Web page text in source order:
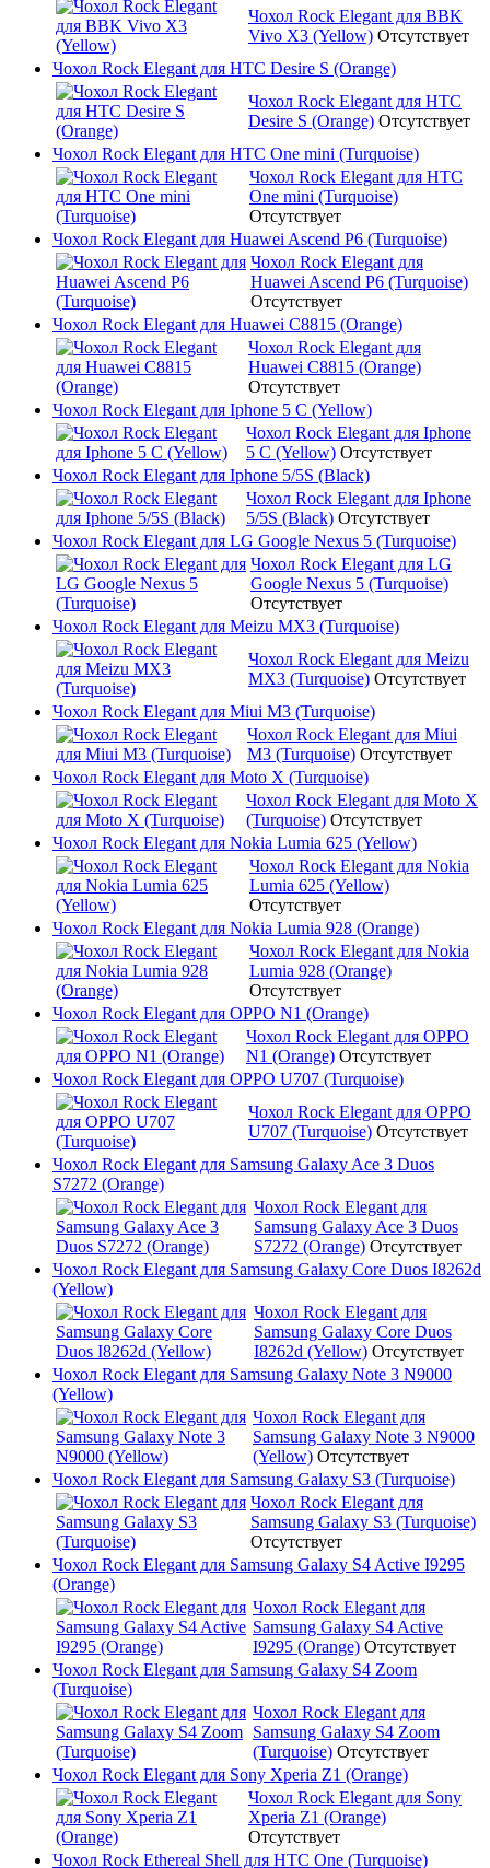
Чохол Rock Elegant для BBK
Vivo X3 (Yellow) Отсутствует
Чохол Rock Elegant для HTC Desire S (Orange)
Чохол Rock Elegant для HTC
Desire S (Orange) Отсутствует
Чохол Rock Elegant для HTC One mini (Turquoise)
Чохол Rock Elegant для HTC
One mini (Turquoise)
Отсутствует
Чохол Rock Elegant для Huawei Ascend P6 (Turquoise)
Чохол Rock Elegant для
Huawei Ascend P6 (Turquoise)
Отсутствует
Чохол Rock Elegant для Huawei C8815 (Orange)
Чохол Rock Elegant для
Huawei C8815 (Orange)
Отсутствует
Чохол Rock Elegant для Iphone 5 C (Yellow)
Чохол Rock Elegant для Iphone
5 C (Yellow) Отсутствует
Чохол Rock Elegant для Iphone 5/5S (Black)
Чохол Rock Elegant для Iphone
5/5S (Black) Отсутствует
Чохол Rock Elegant для LG Google Nexus 5 (Turquoise)
Чохол Rock Elegant для LG
Google Nexus 5 (Turquoise)
Отсутствует
Чохол Rock Elegant для Meizu MX3 (Turquoise)
Чохол Rock Elegant для Meizu
MX3 (Turquoise) Отсутствует
Чохол Rock Elegant для Miui M3 (Turquoise)
Чохол Rock Elegant для Miui
M3 (Turquoise) Отсутствует
Чохол Rock Elegant для Moto X (Turquoise)
Чохол Rock Elegant для Moto X
(Turquoise) Отсутствует
Чохол Rock Elegant для Nokia Lumia 625 (Yellow)
Чохол Rock Elegant для Nokia
Lumia 625 (Yellow)
Отсутствует
Чохол Rock Elegant для Nokia Lumia 928 (Orange)
Чохол Rock Elegant для Nokia
Lumia 928 (Orange)
Отсутствует
Чохол Rock Elegant для OPPO N1 (Orange)
Чохол Rock Elegant для OPPO
N1 (Orange) Отсутствует
Чохол Rock Elegant для OPPO U707 (Turquoise)
Чохол Rock Elegant для OPPO
U707 (Turquoise) Отсутствует
Чохол Rock Elegant для Samsung Galaxy Ace 3 Duos
S7272 (Orange)
Чохол Rock Elegant для
Samsung Galaxy Ace 3 Duos
S7272 (Orange) Отсутствует
Чохол Rock Elegant для Samsung Galaxy Core Duos I8262d
(Yellow)
Чохол Rock Elegant для
Samsung Galaxy Core Duos
I8262d (Yellow) Отсутствует
Чохол Rock Elegant для Samsung Galaxy Note 3 N9000
(Yellow)
Чохол Rock Elegant для
Samsung Galaxy Note 3 N9000
(Yellow) Отсутствует
Чохол Rock Elegant для Samsung Galaxy S3 (Turquoise)
Чохол Rock Elegant для
Samsung Galaxy S3 (Turquoise)
Отсутствует
Чохол Rock Elegant для Samsung Galaxy S4 Active I9295
(Orange)
Чохол Rock Elegant для
Samsung Galaxy S4 Active
I9295 (Orange) Отсутствует
Чохол Rock Elegant для Samsung Galaxy S4 Zoom
(Turquoise)
Чохол Rock Elegant для
Samsung Galaxy S4 Zoom
(Turquoise) Отсутствует
Чохол Rock Elegant для Sony Xperia Z1 (Orange)
Чохол Rock Elegant для Sony
Xperia Z1 (Orange)
Отсутствует
Чохол Rock Ethereal Shell для HTC One (Turquoise)